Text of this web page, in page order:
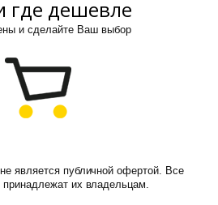
где дешевле
и сделайте Ваш выбор
является публичной офертой. Все
принадлежат их владельцам.